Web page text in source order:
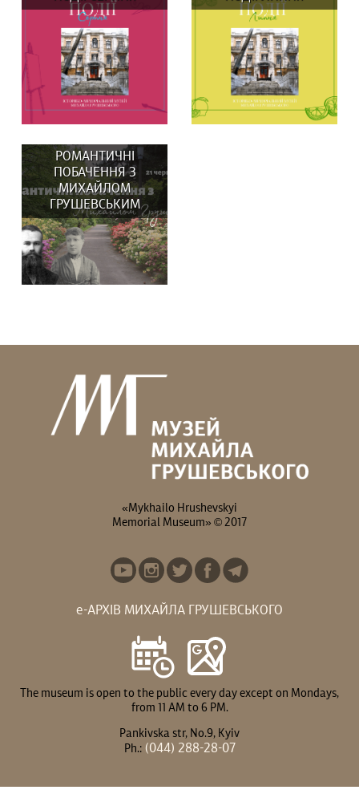
До Дня Незалежності
Музей Михайла
Грушевського та бренд...
ВИСТАВКИ: 29 та 30
серпня о 14:00
Вистав(к)а...
РОМАНТИЧНІ
ПОБАЧЕННЯ З
МИХАЙЛОМ
ГРУШЕВСЬКИМ
Гадаєте, що Михайло
Грушевський усе життя
був “батьком...
«Mykhailo Hrushevskyi
Memorial Museum» © 2017
е-АРХІВ МИХАЙЛА ГРУШЕВСЬКОГО
The museum is open to the public every day except on Mondays,
from 11 AM to 6 PM.
Pankivska str, No.9, Kyiv
Ph.:(044) 288-28-07